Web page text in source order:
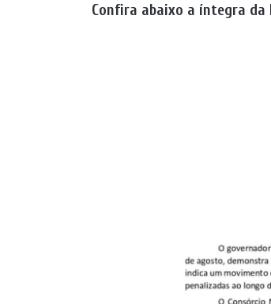
Confira abaixo a íntegra da